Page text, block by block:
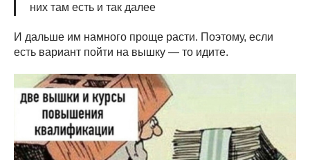
них там есть и так далее
И дальше им намного проще расти. Поэтому, если
есть вариант пойти на вышку — то идите.